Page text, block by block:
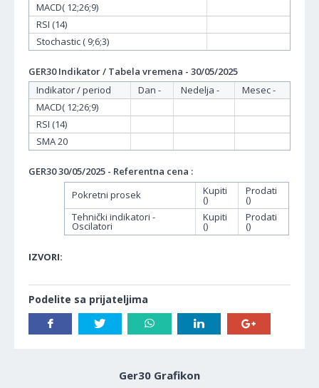
MACD( 12;26;9)
RSI (14)
Stochastic ( 9;6;3)
GER30 Indikator / Tabela vremena - 30/05/2025
Indikator / period
Dan - Nedelja -
Mesec -
MACD( 12;26;9)
RSI (14)
SMA 20
GER30 30/05/2025 - Referentna cena :
Pokretni prosek
Kupiti
()
Prodati
()
Tehnički indikatori -
Oscilatori
Kupiti
()
Prodati
()
IZVORI:
Podelite sa prijateljima
Ger30 Grafikon